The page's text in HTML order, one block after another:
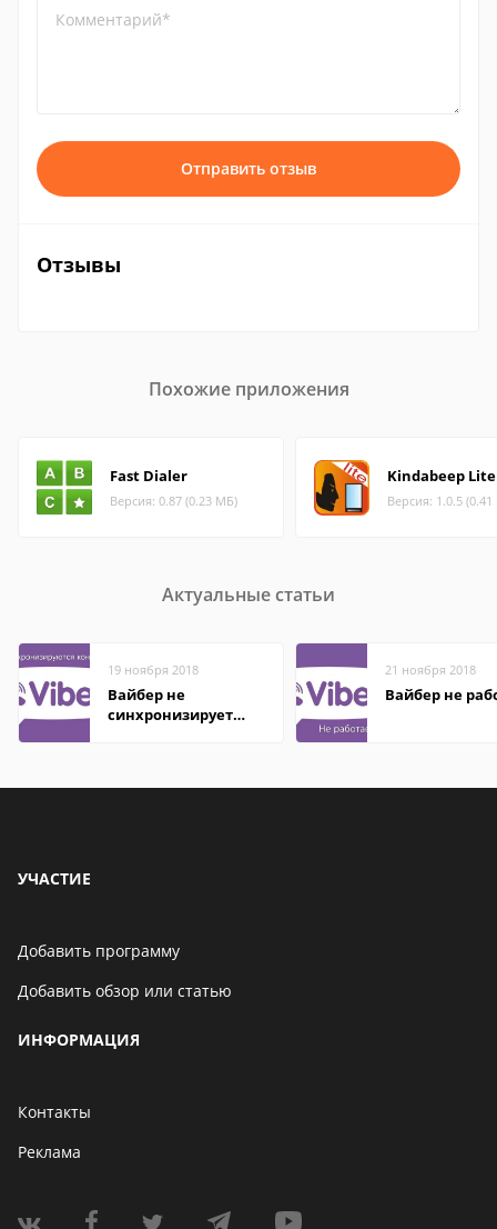
Комментарий*
Отправить отзыв
Отзывы
Похожие приложения
Fast Dialer
Версия: 0.87 (0.23 МБ)
Kindabeep Lite
Версия: 1.0.5
Актуальные статьи
19 ноября 2018
Вайбер не
синхронизирует
21 ноября 2018
Вайбер не
УЧАСТИЕ
Добавить программу
Добавить обзор или статью
ИНФОРМАЦИЯ
Контакты
Реклама